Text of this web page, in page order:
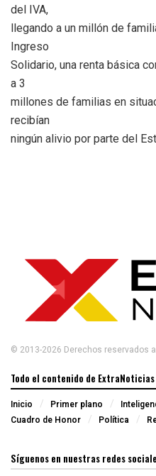
del IVA,
llegando a un millón de
Ingreso
Solidario, una renta básica
a 3
millones de familias en
recibían
ningún alivio por parte del
© 2013-2026 Derechos reservados
Todo el contenido de ExtraNoticias
Inicio Primer plano
Cuadro de Honor
Política
Síguenos en nuestras redes